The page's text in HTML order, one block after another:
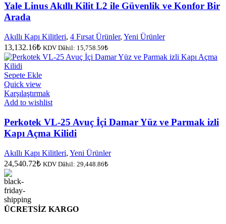
Yale Linus Akıllı Kilit L2 ile Güvenlik ve Konfor Bir
Arada
Akıllı Kapı Kilitleri, 4 Fırsat Ürünler, Yeni Ürünler
13,132.16₺ KDV Dâhil: 15,758.59₺
Sepete Ekle
Quick view
Karşılaştırmak
Add to wishlist
Perkotek VL-25 Avuç İçi Damar Yüz ve Parmak izli
Kapı Açma Kilidi
Akıllı Kapı Kilitleri, Yeni Ürünler
24,540.72₺ KDV Dâhil: 29,448.86₺
ÜCRETSİZ KARGO